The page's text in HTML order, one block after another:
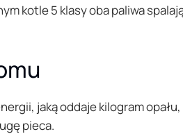
kotle 5 klasy oba paliwa
jaką oddaje kilogram
pieca.